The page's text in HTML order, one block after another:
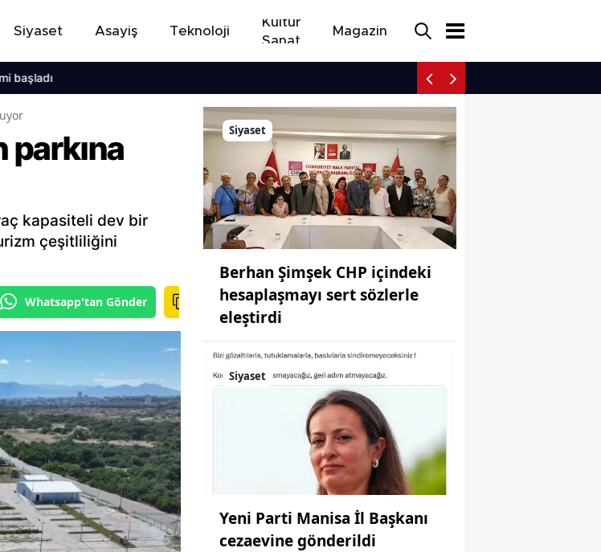
Siyaset Asayiş Teknoloji
Kültür
Sanat
Magazin
parkına
kapasiteli dev bir
çeşitliliğini
Whatsapp'tan Gönder
Siyaset
Berhan Şimşek CHP içindeki
hesaplaşmayı sert sözlerle
eleştirdi
Siyaset
Yeni Parti Manisa İl Başkanı
cezaevine gönderildi